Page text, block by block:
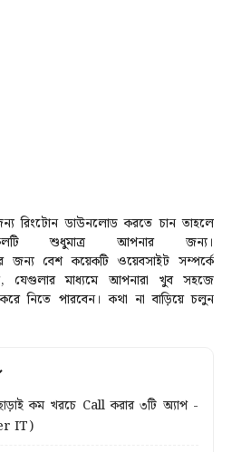
রিংটোন ডাউনলোড করতে চান তাহলে
শুধুমাত্র আপনার জন্য।
জন্য বেশ কয়েকটি ওয়েবসাইট সম্পর্কে
যেগুলার মাধ্যমে আপনারা খুব সহজে
নিতে পারবেন।কথা না বাড়িয়ে চলুন
কম খরচে Call করার ৩টি অ্যাপ -
IT)